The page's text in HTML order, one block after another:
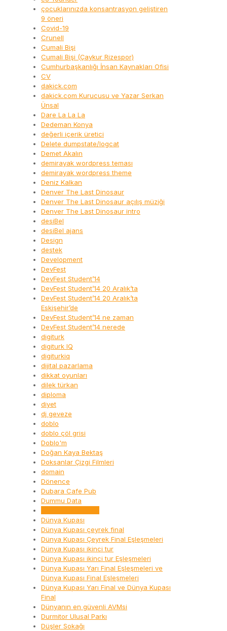
çocuklarınızda konsantrasyon geliştiren
9 öneri
Covid-19
Crunell
Cumali Bişi
Cumali Bişi (Çaykur Rizespor)
Cumhurbaşkanlığı İnsan Kaynakları Ofisi
CV
dakick.com
dakick.com Kurucusu ve Yazar Serkan
Ünsal
Dare La La La
Dedeman Konya
değerli içerik üretici
Delete dumpstate/logcat
Demet Akalın
demirayak wordpress teması
demirayak wordpress theme
Deniz Kalkan
Denver The Last Dinosaur
Denver The Last Dinosaur açılış müziği
Denver The Last Dinosaur intro
desiBel
desiBel ajans
Design
destek
Development
DevFest
DevFest Student’14
DevFest Student’14 20 Aralık’ta
DevFest Student’14 20 Aralık’ta
Eskişehir’de
DevFest Student’14 ne zaman
DevFest Student’14 nerede
digiturk
digiturk IQ
digiturkiq
dijital pazarlama
dikkat oyunları
dilek türkan
diploma
diyet
dj geveze
doblo
doblo çöl grisi
Doblo'm
Doğan Kaya Bektaş
Doksanlar Çizgi Filmleri
domain
Dönence
Dubara Cafe Pub
Dummu Data
Dünya Kupası
Dünya Kupası çeyrek final
Dünya Kupası Çeyrek Final Eşleşmeleri
Dünya Kupası ikinci tur
Dünya Kupası ikinci tur Eşleşmeleri
Dünya Kupası Yarı Final Eşleşmeleri ve
Dünya Kupası Final Eşleşmeleri
Dünya Kupası Yarı Final ve Dünya Kupası
Final
Dünyanın en güvenli AVMsi
Durmitor Ulusal Parkı
Düşler Sokağı